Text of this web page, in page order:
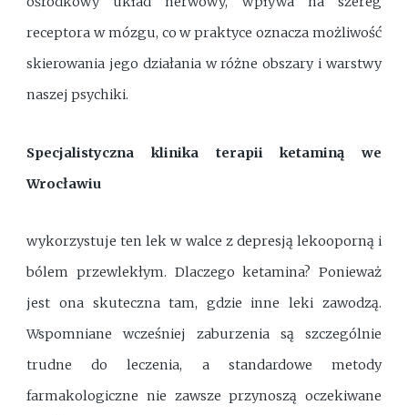
receptora w mózgu, co w praktyce oznacza możliwość
skierowania jego działania w różne obszary i warstwy
naszej psychiki.
Specjalistyczna klinika terapii ketaminą we
Wrocławiu
wykorzystuje ten lek w walce z depresją lekooporną i
bólem przewlekłym. Dlaczego ketamina? Ponieważ
jest ona skuteczna tam, gdzie inne leki zawodzą.
Wspomniane wcześniej zaburzenia są szczególnie
trudne do leczenia, a standardowe metody
farmakologiczne nie zawsze przynoszą oczekiwane